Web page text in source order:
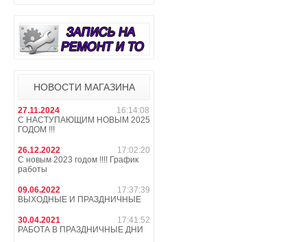
НОВОСТИ МАГАЗИНА
27.11.2024
16:14:08
С НАСТУПАЮЩИМ НОВЫМ 2025
ГОДОМ !!!
26.12.2022
17:02:20
С новым 2023 годом !!!! График
работы
09.06.2022
17:37:39
ВЫХОДНЫЕ И ПРАЗДНИЧНЫЕ
30.04.2021
17:41:52
РАБОТА В ПРАЗДНИЧНЫЕ ДНИ